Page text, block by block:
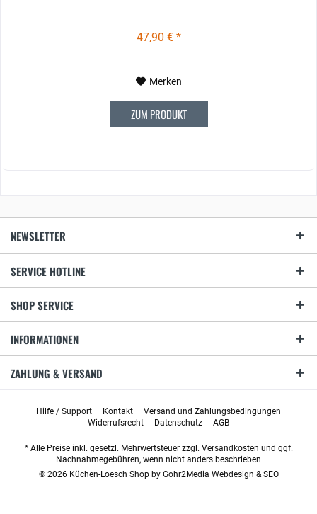
47,90 € *
Merken
ZUM PRODUKT
NEWSLETTER
SERVICE HOTLINE
SHOP SERVICE
INFORMATIONEN
ZAHLUNG & VERSAND
Hilfe / Support Kontakt
Versand und Zahlungsbedingungen
Widerrufsrecht
Datenschutz AGB
* Alle Preise inkl. gesetzl. Mehrwertsteuer zzgl. Versandkosten und ggf.
Nachnahmegebühren, wenn nicht anders beschrieben
© 2026 Küchen-Loesch Shop by Gohr2Media Webdesign & SEO